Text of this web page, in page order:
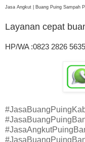
Jasa Angkut | Buang Puing Sampah
Layanan cepat
HP/WA :0823 2826